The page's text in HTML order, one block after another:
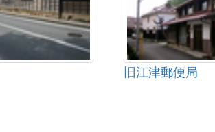
旧江津郵便局